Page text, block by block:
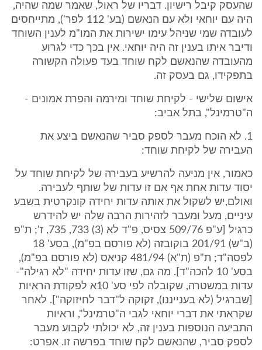
שהעסק קיבל רישיון. דבריו של ראול, שאמר שמה שהיה,
היה עם יוחאי ולא עם הנאשם (בע' 112 לפר'), מתייחסים
לעובדה שמי שניהל עימו ישירות את המו"מ לענין השוחד
ודיבר איתו בענין זה היה יוחאי. אין בכך כדי לגרוע
מהעובדה שהנאשם לקח שוחד בעד פעולה הקשורה
בתפקידו, גם בעסק זה.
אישום שלישי - לקיחת שוחד ומירמה והפרת אמונים -
ה"טרמינל", בתל אביב:
1. לא הוכח מעבר לספק סביר שהנאשם ביצע את
העבירה של לקיחת שוחד:
כאמור, אין מניעה להרשיע בעבירה של לקיחת שוחד על
יסוד עדות אחת אף אם זו עדות של שותף לעבירה.
ואולם,יש לשקול את אותה עדות יחידה קונקרטית בשבע
עיניים, מעל ומעבר לזהירות הרבה שלה יש להידרש
כרגיל [ע"פ 509/76 צסיס, פ"ד לא (3) 733, 735, ז'; ת"פ
(ב"ש) 201/91 בוקובזה (לא פורסם בפ"מ), בסע' 18
לפסה"ד; ת"פ (ת"א) 481/94 קניאס (לא פורסם בפ"מ),
בסע' 10 להכה"ד]. מה גם, שזו עדות יחידה "לא רגילה"-
עדות במשטרה, שקובלה לפי סע' 10א לפקודת הראיות
[שברגיל (לא בענייננו), זקוקה ל"דבר לחיזוקה"]. לאחר
שקראתי את דברי יוחאי לגבי ה"טרמינל", וראיות
התביעה הנוספות בענין זה, לא יכולתי לקבוע מעבר
לספק סביר, שהנאשם לקח שוחד בפרשה זו. אפרט: